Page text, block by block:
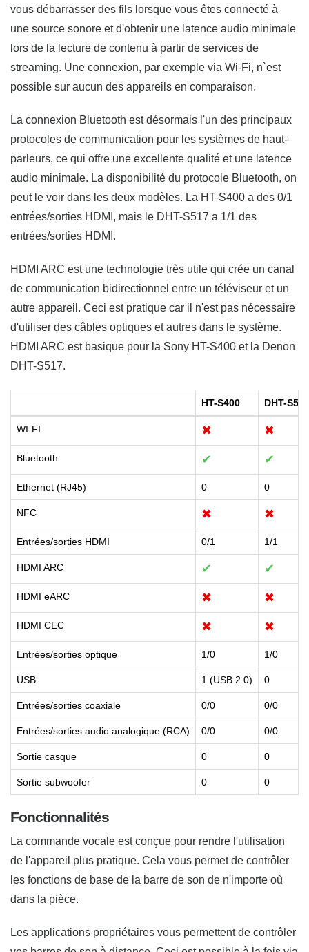
vous débarrasser des fils lorsque vous êtes connecté à
une source sonore et d'obtenir une latence audio minimale
lors de la lecture de contenu à partir de services de
streaming. Une connexion, par exemple via Wi-Fi, n`est
possible sur aucun des appareils en comparaison.
La connexion Bluetooth est désormais l'un des principaux
protocoles de communication pour les systèmes de haut-
parleurs, ce qui offre une excellente qualité et une latence
audio minimale. La disponibilité du protocole Bluetooth, on
peut le voir dans les deux modèles. La HT-S400 a des 0/1
entrées/sorties HDMI, mais le DHT-S517 a 1/1 des
entrées/sorties HDMI.
HDMI ARC est une technologie très utile qui crée un canal
de communication bidirectionnel entre un téléviseur et un
autre appareil. Ceci est pratique car il n'est pas nécessaire
d'utiliser des câbles optiques et autres dans le système.
HDMI ARC est basique pour la Sony HT-S400 et la Denon
DHT-S517.
HT-S400 DHT-S517
WI-FI ✖ ✖
Bluetooth ✔ ✔
Ethernet (RJ45) 0 0
NFC ✖ ✖
Entrées/sorties HDMI 0/1 1/1
HDMI ARC ✔ ✔
HDMI eARC ✖ ✖
HDMI CEC ✖ ✖
Entrées/sorties optique 1/0 1/0
USB 1 (USB 2.0) 0
Entrées/sorties coaxiale 0/0 0/0
Entrées/sorties audio analogique (RCA) 0/0 0/0
Sortie casque 0 0
Sortie subwoofer 0 0
Fonctionnalités
La commande vocale est conçue pour rendre l'utilisation
de l'appareil plus pratique. Cela vous permet de contrôler
les fonctions de base de la barre de son de n'importe où
dans la pièce.
Les applications propriétaires vous permettent de contrôler